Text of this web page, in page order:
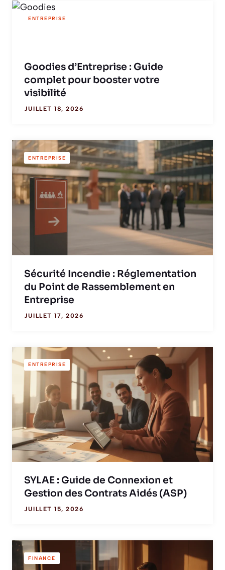
ENTREPRISE
Goodies d’Entreprise : Guide
complet pour booster votre
visibilité
JUILLET 18, 2026
ENTREPRISE
Sécurité Incendie : Réglementation
du Point de Rassemblement en
Entreprise
JUILLET 17, 2026
ENTREPRISE
SYLAE : Guide de Connexion et
Gestion des Contrats Aidés (ASP)
JUILLET 15, 2026
FINANCE